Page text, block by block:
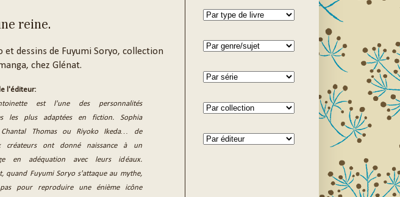
reine.
et dessins de Fuyumi Soryo, collection
chez Glénat.
l'éditeur:
est l'une des personnalités
les plus adaptées en fiction. Sophia
Chantal Thomas ou Riyoko Ikeda… de
créateurs ont donné naissance à un
en adéquation avec leurs idéaux.
quand Fuyumi Soryo s'attaque au mythe,
pour reproduire une énième icône